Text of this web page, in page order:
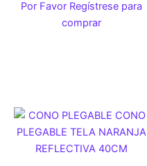
Por Favor Regístrese para
comprar